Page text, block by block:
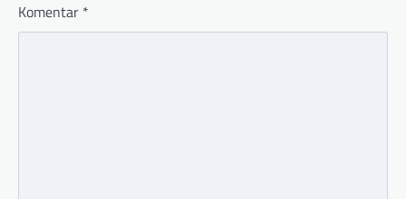
Komentar *